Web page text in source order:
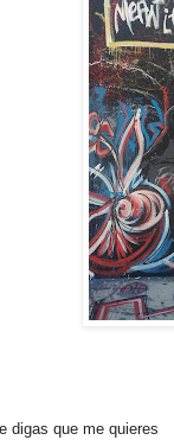
digas que me quieres